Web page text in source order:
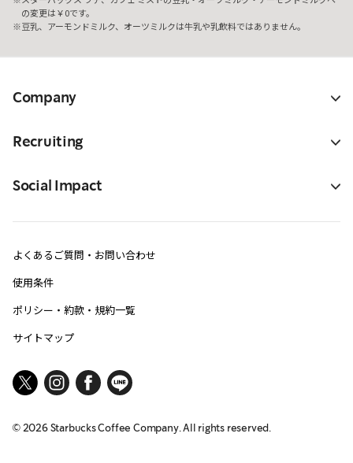
の変更は￥0です。
豆乳、アーモンドミルク、オーツミルクは牛乳や乳飲料ではありません。
Company
Recruiting
Social Impact
よくあるご質問・お問い合わせ
使用条件
ポリシー・約款・規約一覧
サイトマップ
© 2026Starbucks Coffee Company. All rights reserved.